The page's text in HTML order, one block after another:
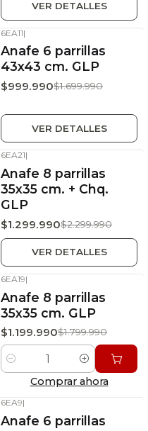
VER DETALLES
-41%OFF
Sin stock
6EA11|
Anafe 6 parrillas
43x43 cm. GLP
$999.990$1.699.990
VER DETALLES
OFF
Sin stock
6EA21|
Anafe 8 parrillas
35x35 cm. + Chq.
GLP
$1.299.990$2.299.990
VER DETALLES
-33%OFF
Stock disponible
6EA19|
Anafe 8 parrillas
35x35 cm. GLP
$1.199.990$1.799.990
Cantidad
Comprar ahora
OFF
Stock disponible
6EA9|
Anafe 6 parrillas